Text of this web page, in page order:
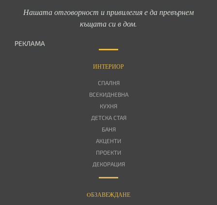
Нашата отговорност и привилегия е да превърнем
къщата си в дом.
РЕКЛАМА
ИНТЕРИОР
СПАЛНЯ
ВСЕКИДНЕВНА
КУХНЯ
ДЕТСКА СТАЯ
БАНЯ
АКЦЕНТИ
ПРОЕКТИ
ДЕКОРАЦИЯ
OБЗАВЕЖДАНЕ